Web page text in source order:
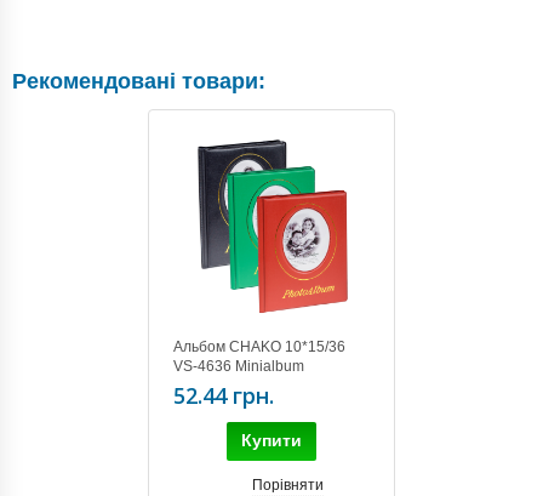
Рекомендовані товари:
Альбом CHAKO 10*15/36
VS-4636 Minialbum
52.44 грн.
Купити
Порівняти